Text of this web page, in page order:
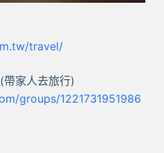
travel/
家人去旅行)
groups/1221731951986